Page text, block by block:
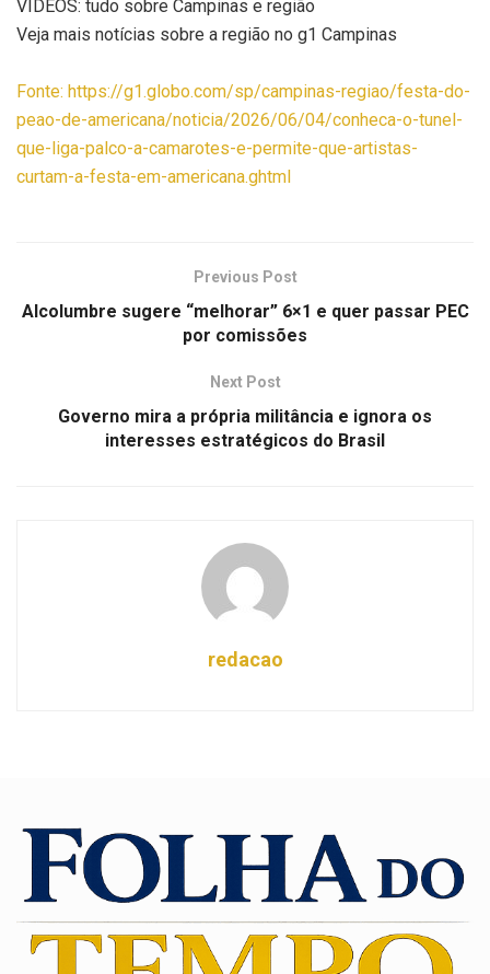
VÍDEOS: tudo sobre Campinas e região
Veja mais notícias sobre a região no g1 Campinas
Fonte: https://g1.globo.com/sp/campinas-regiao/festa-do-
peao-de-americana/noticia/2026/06/04/conheca-o-tunel-
que-liga-palco-a-camarotes-e-permite-que-artistas-
curtam-a-festa-em-americana.ghtml
Previous Post
Alcolumbre sugere “melhorar” 6×1 e quer passar PEC
por comissões
Next Post
Governo mira a própria militância e ignora os
interesses estratégicos do Brasil
redacao